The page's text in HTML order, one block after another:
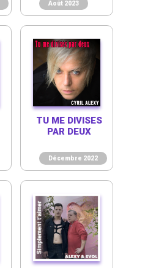
Août 2023
Décembre 2022
TU ME DIVISES
PAR DEUX